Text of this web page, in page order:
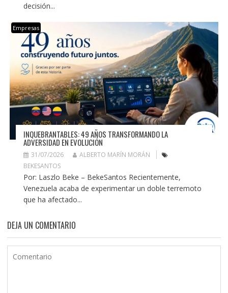
decisión...
Empresas
INQUEBRANTABLES: 49 AÑOS TRANSFORMANDO LA
ADVERSIDAD EN EVOLUCIÓN
31/07/2026
ALBERTO MARÍN MORÁN
BEKESANTOS
Por: Laszlo Beke – BekeSantos Recientemente,
Venezuela acaba de experimentar un doble terremoto
que ha afectado...
DEJA UN COMENTARIO